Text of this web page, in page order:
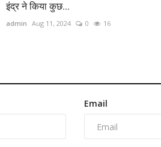
इंद्र ने किया कुछ...
admin Aug 11, 2024 0 16
Email